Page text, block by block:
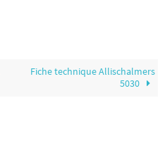
Fiche technique Allischalmers
5030